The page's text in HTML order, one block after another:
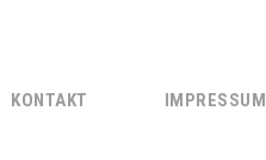
KONTAKT IMPRESSUM